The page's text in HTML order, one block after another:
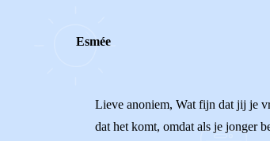
Esmée
Lieve anoniem, Wat fijn dat jij je
dat het komt, omdat als je jonger